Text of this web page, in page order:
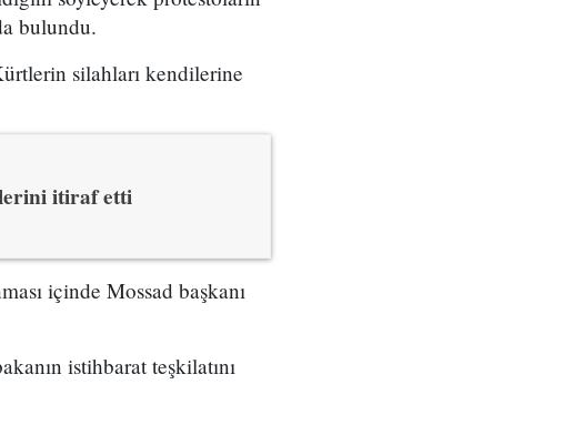
bulundu.
silahları kendilerine
itiraf etti
içinde Mossad başkanı
istihbarat teşkilatını